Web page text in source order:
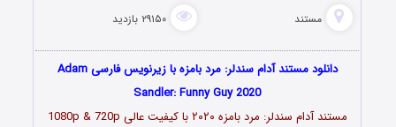
مستند ۲۹۱۵۰ بازدید
دانلود مستند آدام سندلر: مرد بامزه با زیرنویس فارسی Adam
Sandler: Funny Guy 2020
مستند آدام سندلر: مرد بامزه ۲۰۲۰ با کیفیت عالی 1080p & 720p